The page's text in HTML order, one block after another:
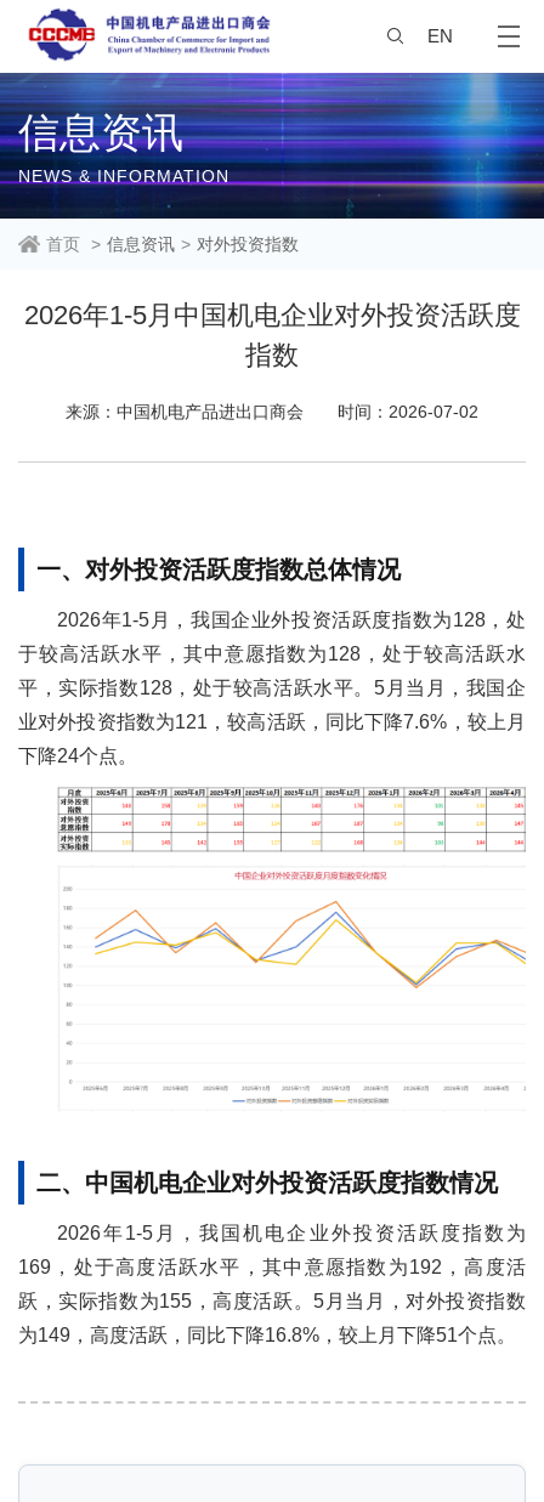
EN
信息资讯
NEWS & INFORMATION
首页 > 信息资讯 > 对外投资指数
2026年1-5月中国机电企业对外投资活跃度
指数
来源：中国机电产品进出口商会 时间：2026-07-02
一、对外投资活跃度指数总体情况
2026年1-5月，我国企业外投资活跃度指数为128，处
于较高活跃水平，其中意愿指数为128，处于较高活跃水
平，实际指数128，处于较高活跃水平。5月当月，我国企
业对外投资指数为121，较高活跃，同比下降7.6%，较上月
下降24个点。
二、中国机电企业对外投资活跃度指数情况
2026年1-5月，我国机电企业外投资活跃度指数为
169，处于高度活跃水平，其中意愿指数为192，高度活
跃，实际指数为155，高度活跃。5月当月，对外投资指数
为149，高度活跃，同比下降16.8%，较上月下降51个点。